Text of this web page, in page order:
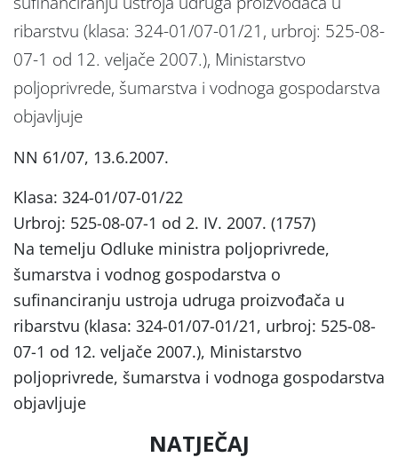
ribarstvu (klasa: 324-01/07-01/21, urbroj: 525-08-
07-1 od 12. veljače 2007.), Ministarstvo
poljoprivrede, šumarstva i vodnoga gospodarstva
objavljuje
NN 61/07, 13.6.2007.
Klasa: 324-01/07-01/22
Urbroj: 525-08-07-1 od 2. IV. 2007. (1757)
Na temelju Odluke ministra poljoprivrede,
šumarstva i vodnog gospodarstva o
sufinanciranju ustroja udruga proizvođača u
ribarstvu (klasa: 324-01/07-01/21, urbroj: 525-08-
07-1 od 12. veljače 2007.), Ministarstvo
poljoprivre­de, šumarstva i vodnoga gospodarstva
objav­ljuje
NATJEČAJ